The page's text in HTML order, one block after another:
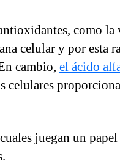
como
celular y por
cambio, el ácido
celulares
juegan un